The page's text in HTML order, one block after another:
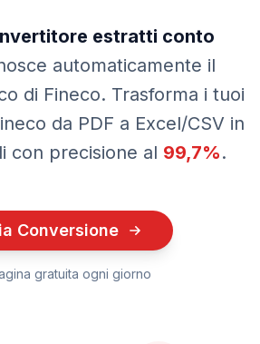
estratti conto
automaticamente il
di Fineco. Trasforma i tuoi
da PDF a Excel/CSV in
con precisione al 99,7%.
Conversione
gratuita ogni giorno